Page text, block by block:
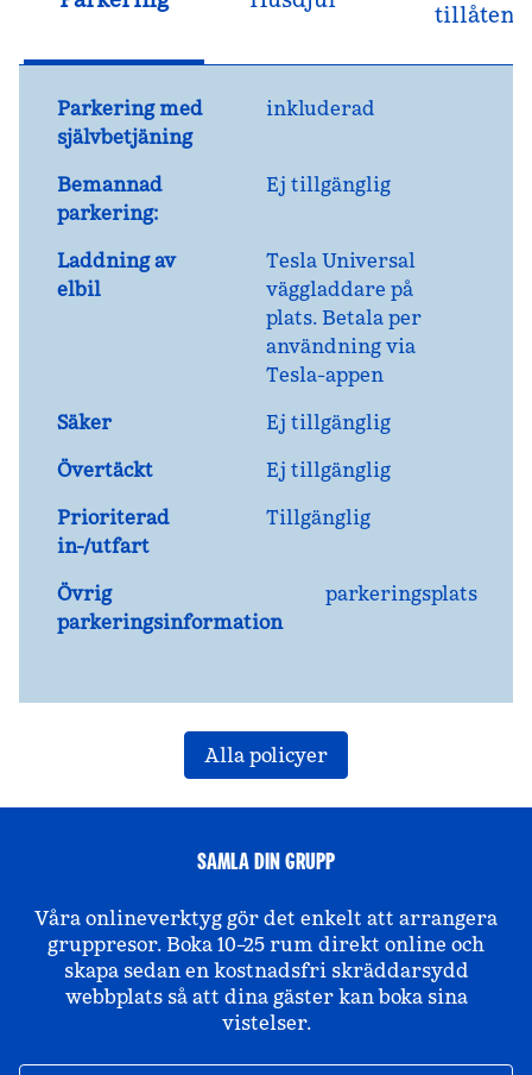
tillåten
Parkering med
självbetjäning
inkluderad
Bemannad
parkering:
Ej tillgänglig
Laddning av
elbil
Tesla Universal
väggladdare på
plats. Betala per
användning via
Tesla-appen
Säker
Ej tillgänglig
Övertäckt
Ej tillgänglig
Prioriterad
in-/utfart
Tillgänglig
Övrig
parkeringsinformation
parkeringsplats
Alla policyer
SAMLA DIN GRUPP
Våra onlineverktyg gör det enkelt att arrangera
gruppresor. Boka 10–25 rum direkt online och
skapa sedan en kostnadsfri skräddarsydd
webbplats så att dina gäster kan boka sina
vistelser.